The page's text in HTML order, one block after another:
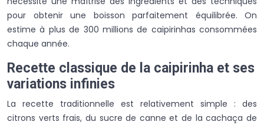
pour obtenir une boisson parfaitement équilibrée. On
estime à plus de 300 millions de caipirinhas consommées
chaque année.
Recette classique de la caipirinha et ses
variations infinies
La recette traditionnelle est relativement simple : des
citrons verts frais, du sucre de canne et de la cachaça de